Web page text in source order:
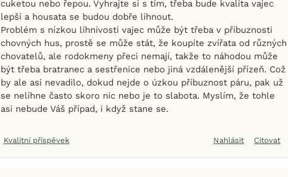
cuketou nebo řepou. Vyhrajte si s tím, třeba bude kvalita vajec
lepší a housata se budou dobře líhnout.
Problém s nízkou líhnivostí vajec může být třeba v příbuznosti
chovných hus, prostě se může stát, že koupíte zvířata od různých
chovatelů, ale rodokmeny přeci nemají, takže to náhodou může
být třeba bratranec a sestřenice nebo jiná vzdálenější přízeň. Což
by ale asi nevadilo, dokud nejde o úzkou příbuznost páru, pak už
se nelíhne často skoro nic nebo je to slabota. Myslím, že tohle
asi nebude Váš případ, i když stane se.
Kvalitní příspěvek Nahlásit Citovat